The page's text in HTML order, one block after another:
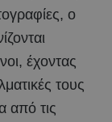
ο
έχοντας
τους
από τις